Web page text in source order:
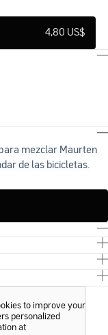
4,80 US$
mezclar Maurten
de las bicicletas.
to improve your
personalized
at